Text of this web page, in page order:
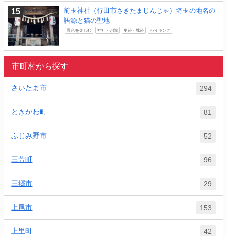
前玉神社（行田市さきたまじんじゃ）埼玉の地名の
語源と猫の聖地
景色を楽しむ 神社・寺院 史跡・城跡 ハイキング
市町村から探す
さいたま市 294
ときがわ町 81
ふじみ野市 52
三芳町 96
三郷市 29
上尾市 153
上里町 42